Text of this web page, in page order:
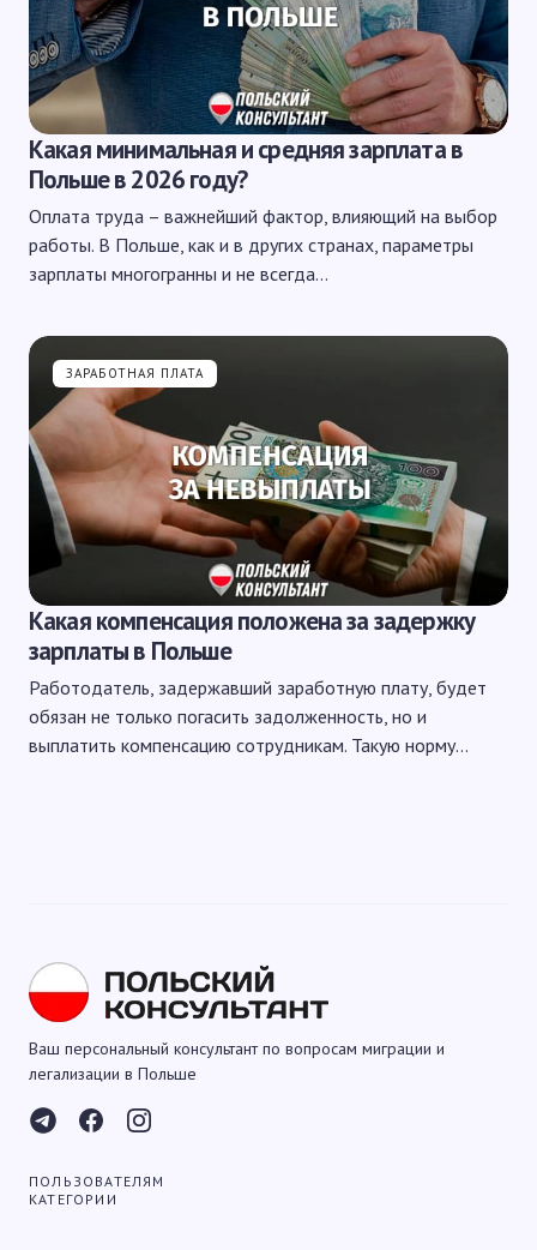
Какая минимальная и средняя зарплата в
Польше в 2026 году?
Оплата труда – важнейший фактор, влияющий на выбор
работы. В Польше, как и в других странах, параметры
зарплаты многогранны и не всегда…
ЗАРАБОТНАЯ ПЛАТА
Какая компенсация положена за задержку
зарплаты в Польше
Работодатель, задержавший заработную плату, будет
обязан не только погасить задолженность, но и
выплатить компенсацию сотрудникам. Такую норму…
Ваш персональный консультант по вопросам миграции и
легализации в Польше
ПОЛЬЗОВАТЕЛЯМ
КАТЕГОРИИ